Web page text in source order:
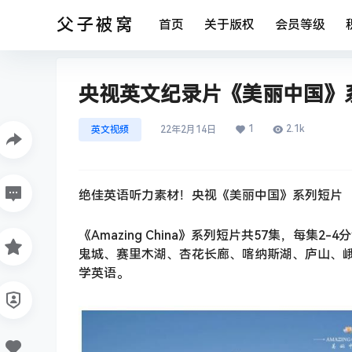
父子被窝 首页 关于版权 会员等级
央视英文纪录片《美丽中国
英文视频 22年2月14日 1 2.1k
绝佳英语听力素材！央视《美丽中国》系列短片
《Amazing China》系列短片共57集，每集2-4
鬼城、赛里木湖、杏花长廊、喀纳斯湖、庐山
学英语。